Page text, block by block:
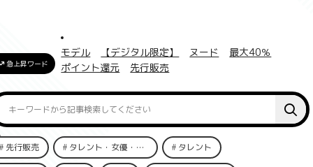
急上昇ワード
モデル 【デジタル限定】 ヌード
最大40％
ポイント還元
先行販売
先行販売 タレント・女優・俳優 タレント